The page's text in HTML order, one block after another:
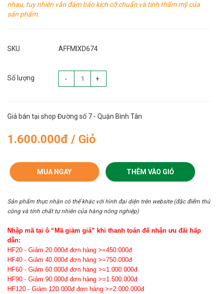
nhau, tuy nhiên vẫn đảm bảo kích cỡ chuẩn và tính thẩm mỹ của
sản phẩm.
SKU AFFMIXD674
Số lượng - +
Giá bán tại shop Đường số 7 - Quận Bình Tân
1.600.000đ / Giỏ
MUA NGAY THÊM VÀO GIỎ
Sản phẩm thực nhận có thể khác với hình đại diện trên website (đặc điểm thủ
công và tính chất tự nhiên của hàng nông nghiệp)
Nhập mã tại ô “Mã giảm giá” khi thanh toán để nhận ưu đãi hấp
dẫn:
HF20 - Giảm 20.000đ đơn hàng >=450.000đ
HF40 - Giảm 40.000đ đơn hàng >=750.000đ
HF60 - Giảm 60.000đ đơn hàng >=1.000.000đ
HF90 - Giảm 90.000đ đơn hàng >=1.500.000đ
HF120 - Giảm 120.000đ đơn hàng >=2.000.000đ